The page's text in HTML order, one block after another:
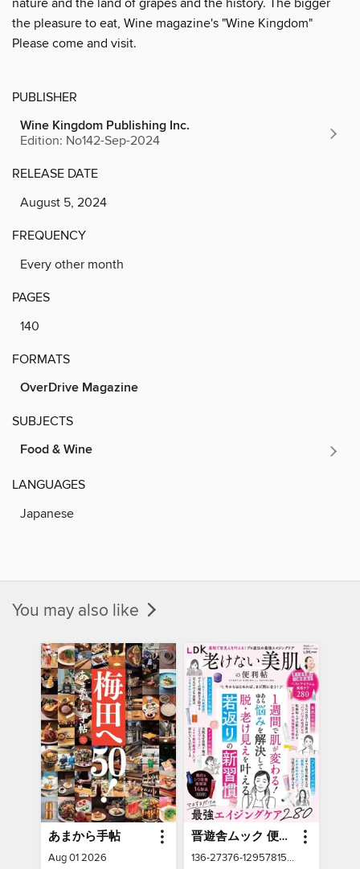
the pleasure to eat, Wine magazine's "Wine Kingdom"
Please come and visit.
PUBLISHER
Wine Kingdom Publishing Inc.
Edition: No142-Sep-2024
RELEASE DATE
August 5, 2024
FREQUENCY
Every other month
PAGES
140
FORMATS
OverDrive Magazine
SUBJECTS
Food & Wine
LANGUAGES
Japanese
You may also like
あまから手帖
Aug 01 2026
晋遊舎ムック 便利帖シリーズ
136-27376-129578158-001-001